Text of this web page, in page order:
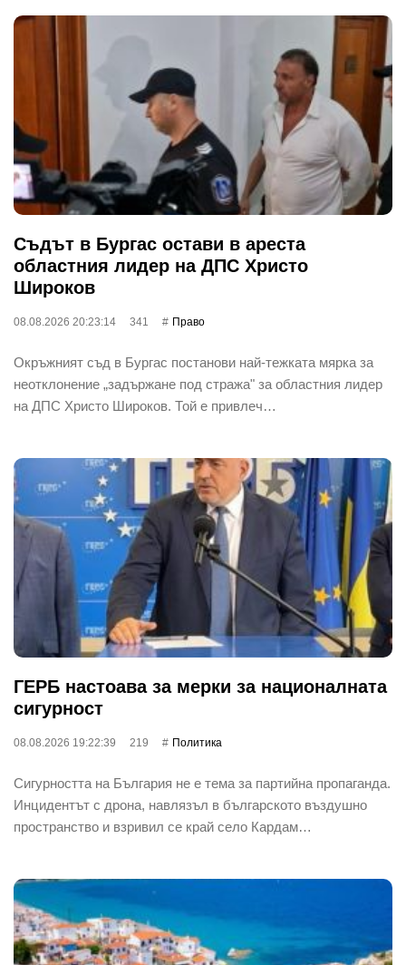
Съдът в Бургас остави в ареста
областния лидер на ДПС Христо
Широков
08.08.2026 20:23:14 341 Право
Окръжният съд в Бургас постанови най-тежката мярка за
неотклонение „задържане под стража" за областния лидер
на ДПС Христо Широков. Той е привлеч…
ГЕРБ настоава за мерки за националната
сигурност
08.08.2026 19:22:39 219 Политика
Сигурността на България не е тема за партийна пропаганда.
Инцидентът с дрона, навлязъл в българското въздушно
пространство и взривил се край село Кардам…